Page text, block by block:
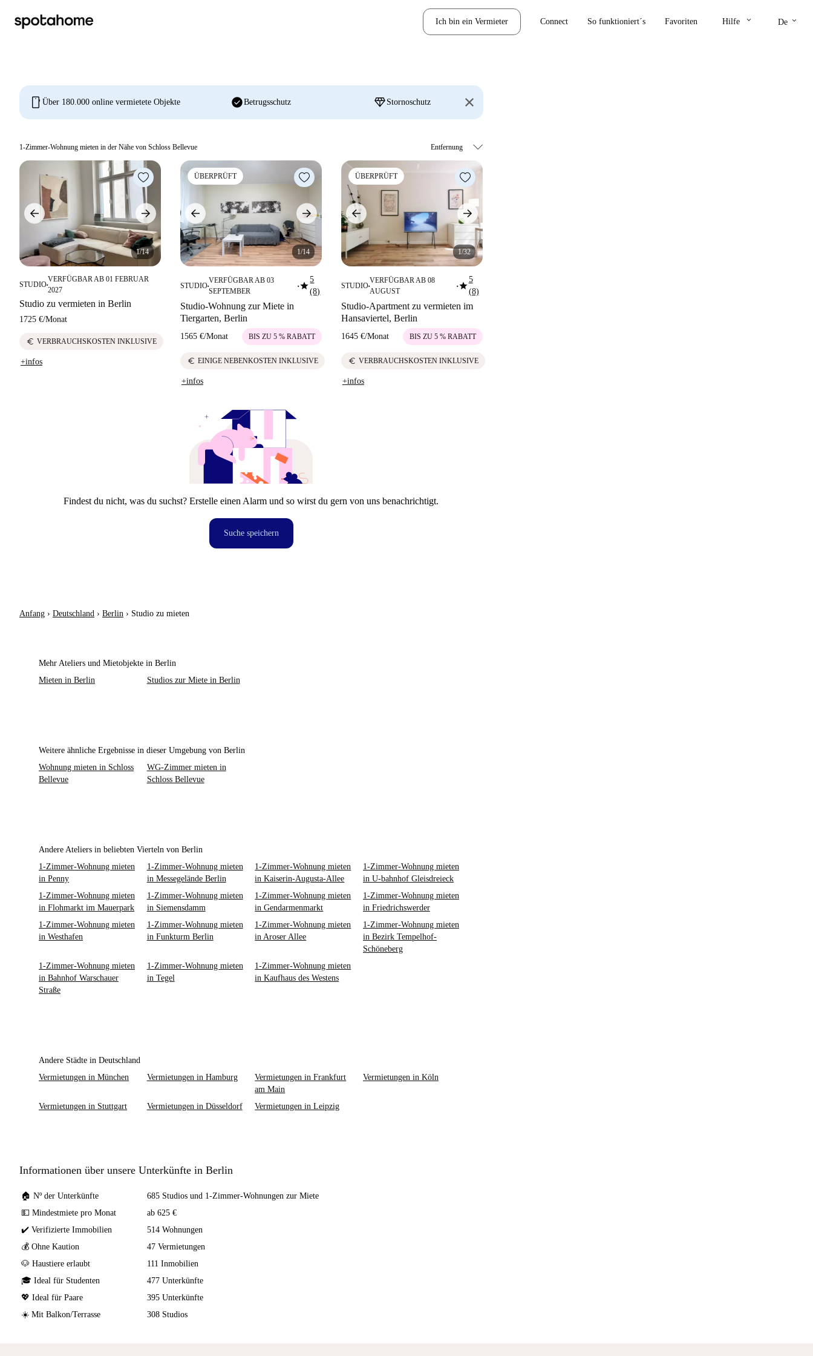
Ich bin ein Vermieter Connect So funktioniert´s Favoriten Hilfe keyboard_arrow_down De keyboard_arrow_down
mobile Über 180.000 online vermietete Objekte check_circleBetrugsschutz diamond Stornoschutz
1-Zimmer-Wohnung mieten in der Nähe von Schloss Bellevue
1/14
STUDIO■
VERFÜGBAR AB 01 FEBRUAR
2027
Studio zu vermieten in Berlin
1725 €/Monat
euro VERBRAUCHSKOSTEN INKLUSIVE
+infos
ÜBERPRÜFT
1/14
STUDIO■
VERFÜGBAR AB 03
SEPTEMBER
■star5
(8)
Studio-Wohnung zur Miete in
Tiergarten, Berlin
1565 €/Monat BIS ZU 5 % RABATT
euro EINIGE NEBENKOSTEN INKLUSIVE
+infos
ÜBERPRÜFT
1/32
STUDIO■
VERFÜGBAR AB 08
AUGUST
■star5
(8)
Studio-Apartment zu vermieten im
Hansaviertel, Berlin
1645 €/Monat BIS ZU 5 % RABATT
euro VERBRAUCHSKOSTEN INKLUSIVE
+infos
Findest du nicht, was du suchst? Erstelle einen Alarm und so wirst du gern von uns benachrichtigt.
Suche speichern
Anfang › Deutschland › Berlin › Studio zu mieten
Mehr Ateliers und Mietobjekte in Berlin
Mieten in Berlin
Studios zur Miete in Berlin
Weitere ähnliche Ergebnisse in dieser Umgebung von Berlin
Wohnung mieten in Schloss
Bellevue
WG-Zimmer mieten in
Schloss Bellevue
Andere Ateliers in beliebten Vierteln von Berlin
1-Zimmer-Wohnung mieten
in Penny
1-Zimmer-Wohnung mieten
in Messegelände Berlin
1-Zimmer-Wohnung mieten
in Kaiserin-Augusta-Allee
1-Zimmer-Wohnung mieten
in U-bahnhof Gleisdreieck
1-Zimmer-Wohnung mieten
in Flohmarkt im Mauerpark
1-Zimmer-Wohnung mieten
in Siemensdamm
1-Zimmer-Wohnung mieten
in Gendarmenmarkt
1-Zimmer-Wohnung mieten
in Friedrichswerder
1-Zimmer-Wohnung mieten
in Westhafen
1-Zimmer-Wohnung mieten
in Funkturm Berlin
1-Zimmer-Wohnung mieten
in Aroser Allee
1-Zimmer-Wohnung mieten
in Bezirk Tempelhof-
Schöneberg
1-Zimmer-Wohnung mieten
in Bahnhof Warschauer
Straße
1-Zimmer-Wohnung mieten
in Tegel
1-Zimmer-Wohnung mieten
in Kaufhaus des Westens
Andere Städte in Deutschland
Vermietungen in München
Vermietungen in Hamburg
Vermietungen in Frankfurt
am Main
Vermietungen in Köln
Vermietungen in Stuttgart Vermietungen in Düsseldorf Vermietungen in Leipzig
Informationen über unsere Unterkünfte in Berlin
🏠 Nº der Unterkünfte
685 Studios und 1-Zimmer-Wohnungen zur Miete
💵 Mindestmiete pro Monat
ab 625 €
✔️ Verifizierte Immobilien
514 Wohnungen
💰 Ohne Kaution
47 Vermietungen
🐶 Haustiere erlaubt
111 Inmobilien
🎓 Ideal für Studenten
477 Unterkünfte
💖 Ideal für Paare
395 Unterkünfte
☀️ Mit Balkon/Terrasse
308 Studios